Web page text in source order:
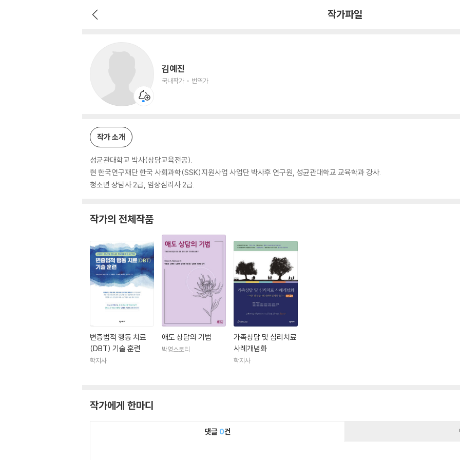
작가파일
김예진
국내작가 번역가
작가 소개
성균관대학교 박사(상담교육전공).
현 한국연구재단 한국 사회과학(SSK)지원사업 사업단 박사후 연구원, 성균관대학교 교육학과 강사.
청소년 상담사 2급, 임상심리사 2급.
작가의 전체작품
변증법적 행동 치료
(DBT) 기술 훈련
학지사
애도 상담의 기법
박영스토리
가족상담 및 심리치료
사례개념화
학지사
작가에게 한마디
댓글 0건